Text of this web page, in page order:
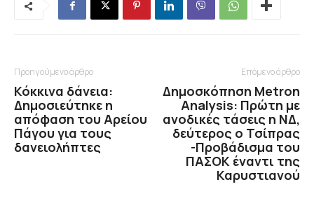
Προηγούμενο άρθρο
Κόκκινα δάνεια:
Δημοσιεύτηκε η
απόφαση του Αρείου
Πάγου για τους
δανειολήπτες
Επόμενο άρθρο
Δημοσκόπηση Metron
Analysis: Πρώτη με
ανοδικές τάσεις η ΝΔ,
δεύτερος ο Τσίπρας
-Προβάδισμα του
ΠΑΣΟΚ έναντι της
Καρυστιανού